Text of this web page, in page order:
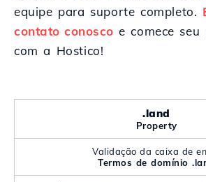
equipe para suporte completo.
contato conosco e comece
com a Hostico!
.land
Property
Validação da caixa de
Termos de domínio